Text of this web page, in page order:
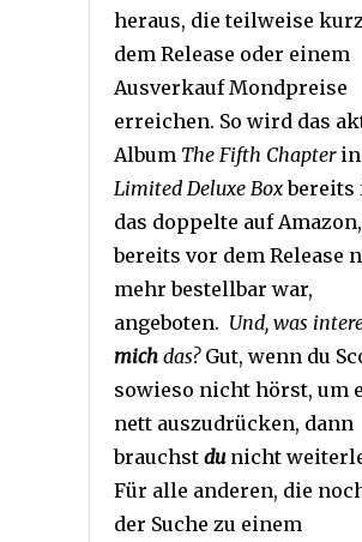
heraus, die teilweise
dem Release oder einem
Ausverkauf Mondpreise
erreichen. So wird das
Album The Fifth Chapterin
Limited Deluxe Boxbereits
das doppelte auf
bereits vor dem Release
mehr bestellbar war,
angeboten. Und, was
mich das?Gut, wenn du
sowieso nicht hörst, um
nett auszudrücken, dann
brauchst dunicht
Für alle anderen, die
der Suche zu einem